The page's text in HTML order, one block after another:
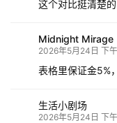
这个对比挺清楚
Midnight Mirage
2026年5月24日 下
表格里保证金5%
生活小剧场
2026年5月24日 下